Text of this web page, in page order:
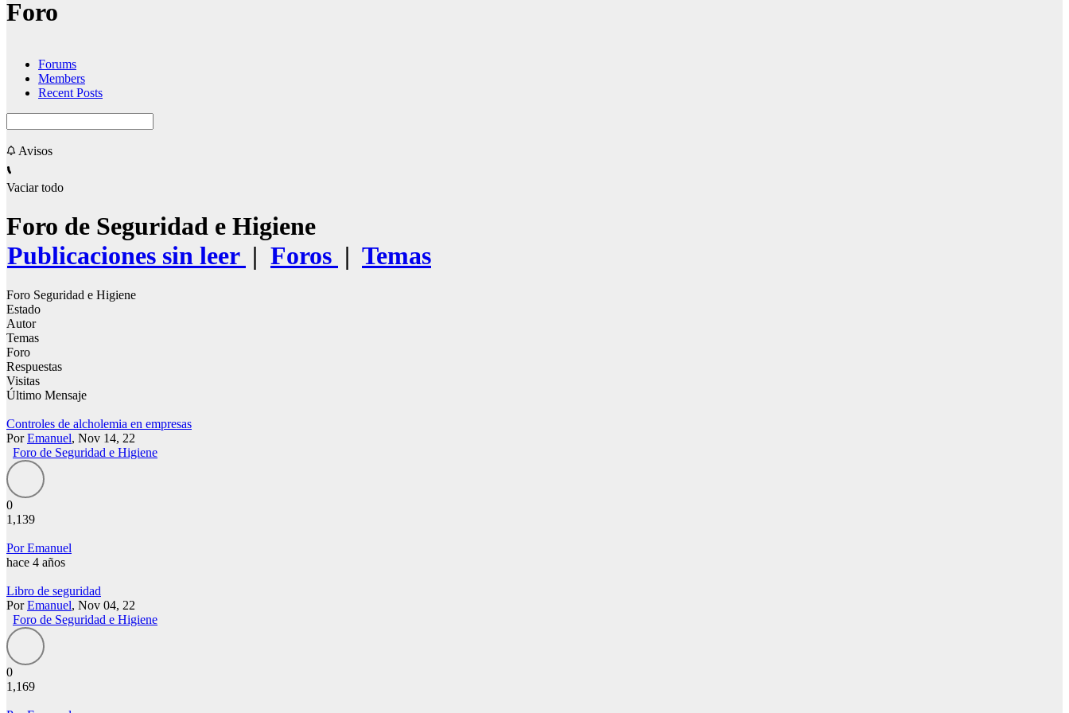
Foro
Forums
Members
Recent Posts
Avisos
Vaciar todo
Foro de Seguridad e Higiene
Publicaciones sin leer | Foros | Temas
Foro Seguridad e Higiene
Estado
Autor
Temas
Foro
Respuestas
Visitas
Último Mensaje
Controles de alcholemia en empresas
Por Emanuel, Nov 14, 22
Foro de Seguridad e Higiene
0
1,139
Por Emanuel
hace 4 años
Libro de seguridad
Por Emanuel, Nov 04, 22
Foro de Seguridad e Higiene
0
1,169